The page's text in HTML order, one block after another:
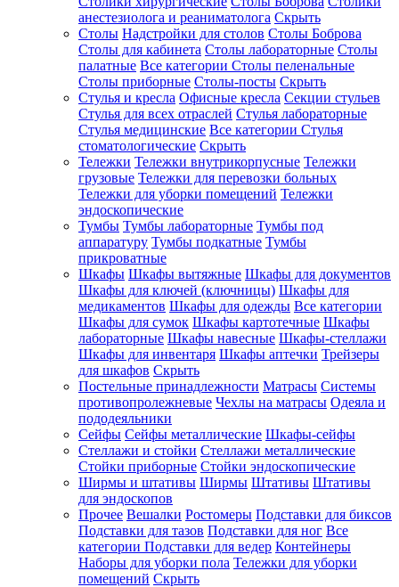
анестезиолога и реаниматолога Скрыть
Столы Надстройки для столов Столы Боброва
Столы для кабинета Столы лабораторные Столы
палатные Все категории Столы пеленальные
Столы приборные Столы-посты Скрыть
Стулья и кресла Офисные кресла Секции стульев
Стулья для всех отраслей Стулья лабораторные
Стулья медицинские Все категории Стулья
стоматологические Скрыть
Тележки Тележки внутрикорпусные Тележки
грузовые Тележки для перевозки больных
Тележки для уборки помещений Тележки
эндоскопические
Тумбы Тумбы лабораторные Тумбы под
аппаратуру Тумбы подкатные Тумбы
прикроватные
Шкафы Шкафы вытяжные Шкафы для документов
Шкафы для ключей (ключницы) Шкафы для
медикаментов Шкафы для одежды Все категории
Шкафы для сумок Шкафы картотечные Шкафы
лабораторные Шкафы навесные Шкафы-стеллажи
Шкафы для инвентаря Шкафы аптечки Трейзеры
для шкафов Скрыть
Постельные принадлежности Матрасы Системы
противопролежневые Чехлы на матрасы Одеяла и
пододеяльники
Сейфы Сейфы металлические Шкафы-сейфы
Стеллажи и стойки Стеллажи металлические
Стойки приборные Стойки эндоскопические
Ширмы и штативы Ширмы Штативы Штативы
для эндоскопов
Прочее Вешалки Ростомеры Подставки для биксов
Подставки для тазов Подставки для ног Все
категории Подставки для ведер Контейнеры
Наборы для уборки пола Тележки для уборки
помещений Скрыть